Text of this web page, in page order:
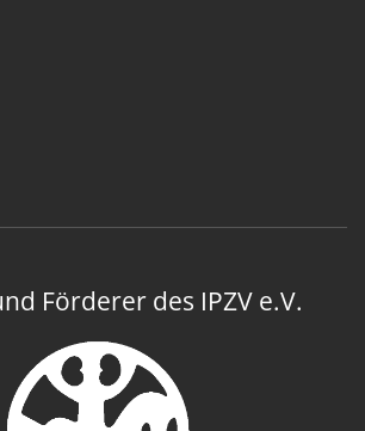
Förderer des IPZV e.V.